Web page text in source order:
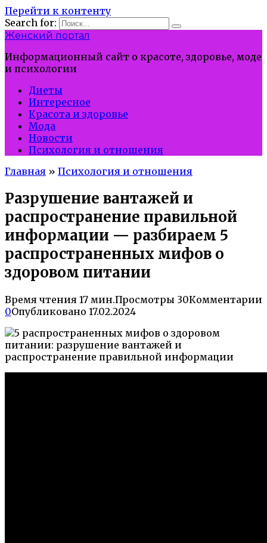
Перейти к контенту
Search for:
Женский портал
Информационный сайт о красоте, здоровье, моде
и психологии
Диеты
Интересное
Красота и здоровье
Мода
Новости
Психология и отношения
Главная » Психология и отношения
Разрушение вантажей и
распространение правильной
информации — разбираем 5
распространенных мифов о
здоровом питании
Время чтения 17 мин.Просмотры 30Комментарии
0Опубликовано 17.02.2024